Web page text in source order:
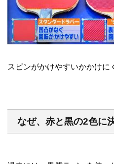
スピンがかけやすいかかけに
なぜ、赤と黒の2色に